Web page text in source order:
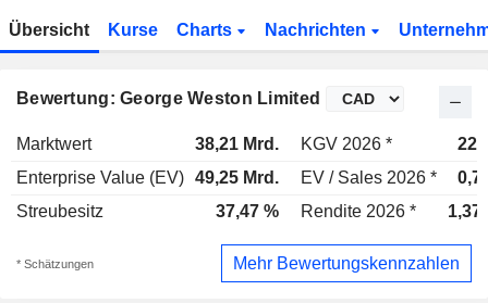
Übersicht Kurse Charts Nachrichten
Bewertung: George Weston Limited
Marktwert 38,21 Mrd. KGV 2026 *
Enterprise Value (EV) 49,25 Mrd. EV / Sales 2026 *
Streubesitz
37,47 % Rendite 2026 * 1,37
* Schätzungen Mehr Bewertungskennzahlen